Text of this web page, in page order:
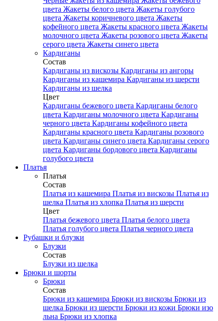
цвета Жакеты белого цвета Жакеты голубого
цвета Жакеты коричневого цвета Жакеты
кофейного цвета Жакеты красного цвета Жакеты
молочного цвета Жакеты розового цвета Жакеты
серого цвета Жакеты синего цвета
Кардиганы
Состав
Кардиганы из вискозы Кардиганы из ангоры
Кардиганы из кашемира Кардиганы из шерсти
Кардиганы из шелка
Цвет
Кардиганы бежевого цвета Кардиганы белого
цвета Кардиганы молочного цвета Кардиганы
черного цвета Кардиганы кофейного цвета
Кардиганы красного цвета Кардиганы розового
цвета Кардиганы синего цвета Кардиганы серого
цвета Кардиганы бордового цвета Кардиганы
голубого цвета
Платья
Платья
Состав
Платья из кашемира Платья из вискозы Платья из
шелка Платья из хлопка Платья из шерсти
Цвет
Платья бежевого цвета Платья белого цвета
Платья голубого цвета Платья черного цвета
Рубашки и блузки
Блузки
Состав
Блузки из шелка
Брюки и шорты
Брюки
Состав
Брюки из кашемира Брюки из вискозы Брюки из
шелка Брюки из шерсти Брюки из кожи Брюки изо
льна Брюки из хлопка